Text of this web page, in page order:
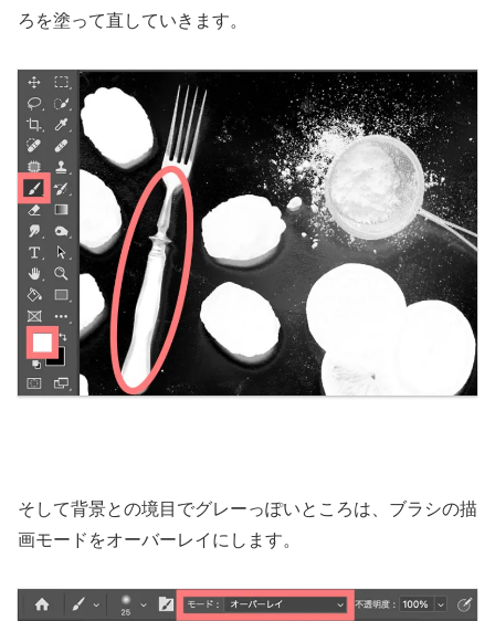
ろを塗って直していきます。
そして背景との境目でグレーっぽいところは、ブラシの描
画モードをオーバーレイにします。